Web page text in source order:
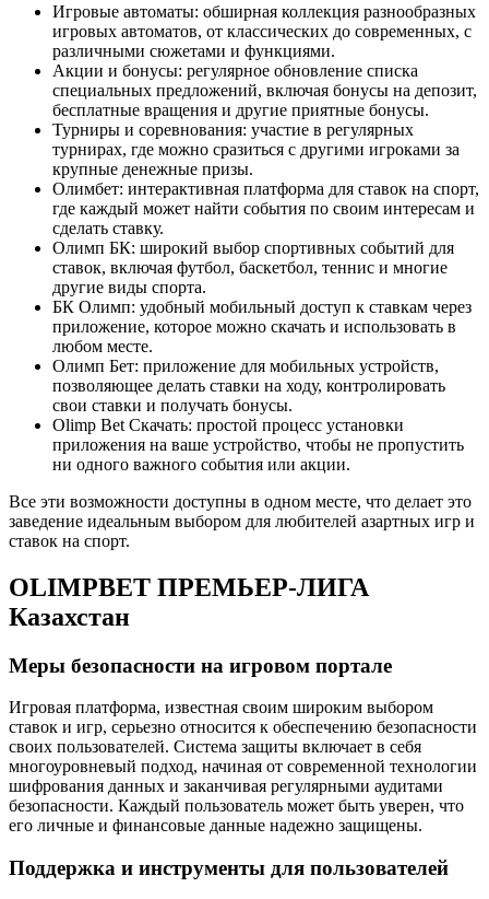
Игровые автоматы: обширная коллекция разнообразных
игровых автоматов, от классических до современных, с
различными сюжетами и функциями.
Акции и бонусы: регулярное обновление списка
специальных предложений, включая бонусы на депозит,
бесплатные вращения и другие приятные бонусы.
Турниры и соревнования: участие в регулярных
турнирах, где можно сразиться с другими игроками за
крупные денежные призы.
Олимбет: интерактивная платформа для ставок на спорт,
где каждый может найти события по своим интересам и
сделать ставку.
Олимп БК: широкий выбор спортивных событий для
ставок, включая футбол, баскетбол, теннис и многие
другие виды спорта.
БК Олимп: удобный мобильный доступ к ставкам через
приложение, которое можно скачать и использовать в
любом месте.
Олимп Бет: приложение для мобильных устройств,
позволяющее делать ставки на ходу, контролировать
свои ставки и получать бонусы.
Olimp Bet Скачать: простой процесс установки
приложения на ваше устройство, чтобы не пропустить
ни одного важного события или акции.
Все эти возможности доступны в одном месте, что делает это
заведение идеальным выбором для любителей азартных игр и
ставок на спорт.
OLIMPBET ПРЕМЬЕР-ЛИГА
Казахстан
Меры безопасности на игровом портале
Игровая платформа, известная своим широким выбором
ставок и игр, серьезно относится к обеспечению безопасности
своих пользователей. Система защиты включает в себя
многоуровневый подход, начиная от современной технологии
шифрования данных и заканчивая регулярными аудитами
безопасности. Каждый пользователь может быть уверен, что
его личные и финансовые данные надежно защищены.
Поддержка и инструменты для пользователей